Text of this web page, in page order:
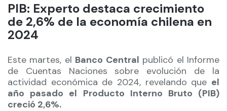
PIB: Experto destaca crecimiento
de 2,6% de la economía chilena en
2024
Este martes, el Banco Central publicó el Informe
de Cuentas Naciones sobre evolución de la
actividad económica de 2024, revelando que el
año pasado el Producto Interno Bruto (PIB)
creció 2,6%.